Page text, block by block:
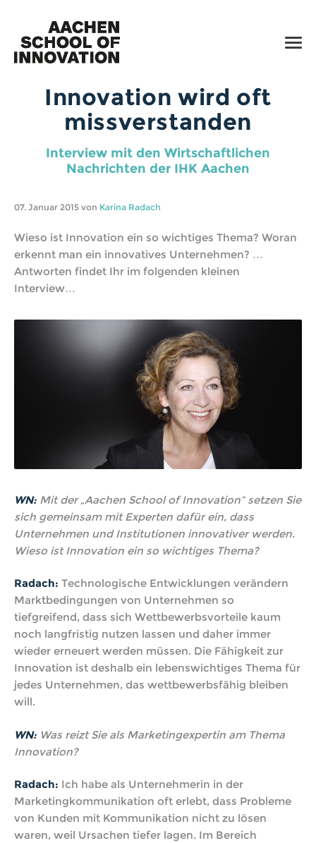
Innovation wird oft
missverstanden
Interview mit den Wirtschaftlichen
Nachrichten der IHK Aachen
07. Januar 2015 von Karina Radach
Wieso ist Innovation ein so wichtiges Thema? Woran
erkennt man ein innovatives Unternehmen? …
Antworten findet Ihr im folgenden kleinen
Interview…
WN: Mit der „Aachen School of Innovation“ setzen Sie
sich gemeinsam mit Experten dafür ein, dass
Unternehmen und Institutionen innovativer werden.
Wieso ist Innovation ein so wichtiges Thema?
Radach: Technologische Entwicklungen verändern
Marktbedingungen von Unternehmen so
tiefgreifend, dass sich Wettbewerbsvorteile kaum
noch langfristig nutzen lassen und daher immer
wieder erneuert werden müssen. Die Fähigkeit zur
Innovation ist deshalb ein lebenswichtiges Thema für
jedes Unternehmen, das wettbewerbsfähig bleiben
will.
WN: Was reizt Sie als Marketingexpertin am Thema
Innovation?
Radach: Ich habe als Unternehmerin in der
Marketingkommunikation oft erlebt, dass Probleme
von Kunden mit Kommunikation nicht zu lösen
waren, weil Ursachen tiefer lagen. Im Bereich
TALKS
UPDATES
5
+49 (0) 241 91 880 770
E-Mail
Facebook